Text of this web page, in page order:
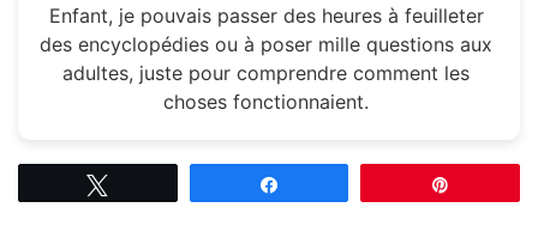
Enfant, je pouvais passer des heures à feuilleter
des encyclopédies ou à poser mille questions aux
adultes, juste pour comprendre comment les
choses fonctionnaient.